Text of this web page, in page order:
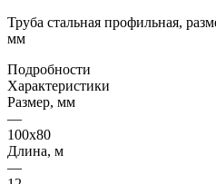
Труба стальная профильная,
мм
Подробности
Характеристики
Размер, мм
—
100х80
Длина, м
—